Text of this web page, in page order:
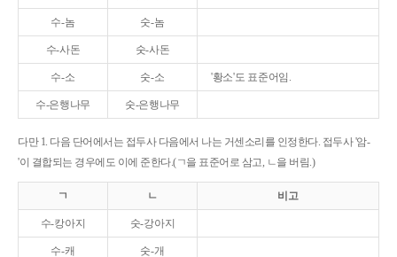
수-놈 숫-놈
수-사돈 숫-사돈
수-소 숫-소 '황소'도 표준어임.
수-은행나무 숫-은행나무
다만 1. 다음 단어에서는 접두사 다음에서 나는 거센소리를 인정한다. 접두사 '암-
'이 결합되는 경우에도 이에 준한다.(ㄱ을 표준어로 삼고, ㄴ을 버림.)
ㄱ ㄴ 비고
수-캉아지 숫-강아지
수-캐 숫-개